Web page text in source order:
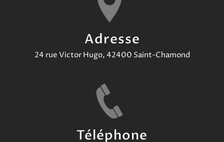
Adresse
24 rue Victor Hugo, 42400 Saint-Chamond
Téléphone